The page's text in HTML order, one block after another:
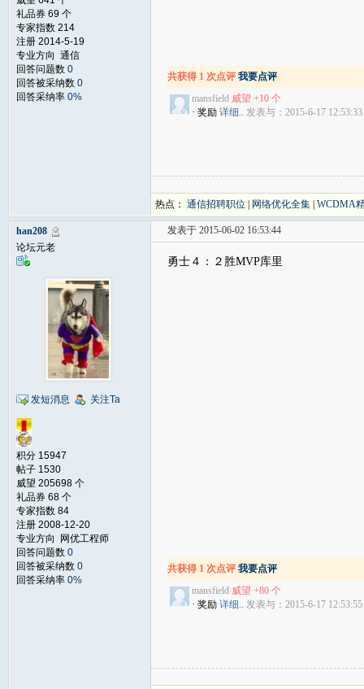
礼品券 69 个
专家指数 214
注册 2014-5-19
专业方向 通信
回答问题数 0
回答被采纳数 0
回答采纳率 0%
共获得 1 次点评 我要点评
mansfield 威望 +10 个
· 奖励 详细.. 发表与：2015-6-17 12:53:33
热点： 通信招聘职位 网络优化全集 WCDMA
han208
论坛元老
发短消息 关注Ta
积分 15947
帖子 1530
威望 205698 个
礼品券 68 个
专家指数 84
注册 2008-12-20
专业方向 网优工程师
回答问题数 0
回答被采纳数 0
回答采纳率 0%
发表于 2015-06-02 16:53:44
勇士４：２胜MVP库里
共获得 1 次点评 我要点评
mansfield 威望 +80 个
· 奖励 详细.. 发表与：2015-6-17 12:53:55